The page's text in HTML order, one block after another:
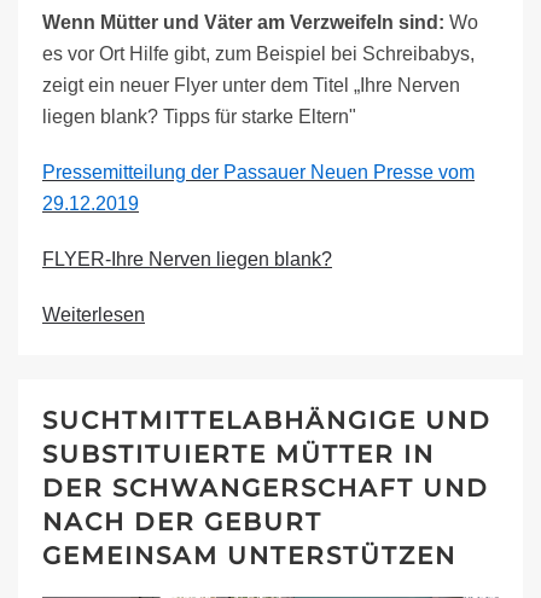
Wenn Mütter und Väter am Verzweifeln sind: Wo
es vor Ort Hilfe gibt, zum Beispiel bei Schreibabys,
zeigt ein neuer Flyer unter dem Titel „Ihre Nerven
liegen blank? Tipps für starke Eltern"
Pressemitteilung der Passauer Neuen Presse vom
29.12.2019
FLYER-Ihre Nerven liegen blank?
Weiterlesen
SUCHTMITTELABHÄNGIGE UND
SUBSTITUIERTE MÜTTER IN
DER SCHWANGERSCHAFT UND
NACH DER GEBURT
GEMEINSAM UNTERSTÜTZEN